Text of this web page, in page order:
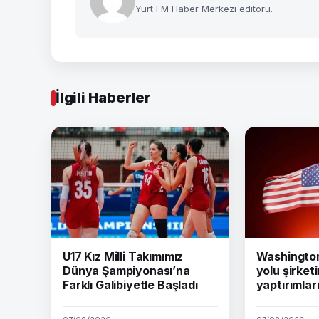
Yurt FM Haber Merkezi editörü.
İlgili Haberler
U17 Kız Milli Takımımız
Dünya Şampiyonası’na
Farklı Galibiyetle Başladı
yolu